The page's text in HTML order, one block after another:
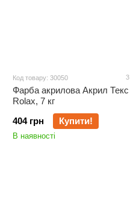
Код товару: 30050 3
Фарба акрилова Акрил Текс
Rolax, 7 кг
404 грн
Купити!
В наявності